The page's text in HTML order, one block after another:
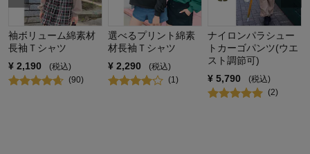
袖ボリューム綿素材
長袖Ｔシャツ
¥ 2,190
(税込)
(90)
選べるプリント綿素
材長袖Ｔシャツ
¥ 2,290
(税込)
(1)
ナイロンパラシュー
トカーゴパンツ(ウエ
スト調節可)
¥ 5,790
(税込)
(2)